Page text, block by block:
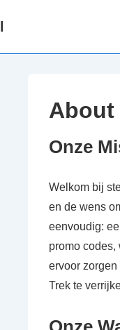
About
Onze
Welkom bij
en de wens
eenvoudig:
promo
ervoor
Trek te